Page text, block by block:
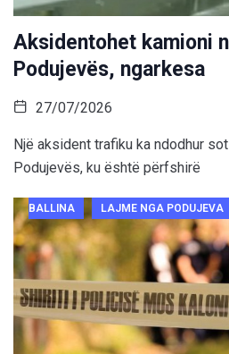
Aksidentohet kamioni
Podujevës, ngarkesa
27/07/2026
Një aksident trafiku ka ndodhur
Podujevës, ku është përfshirë
BALLINA LAJME NGA PODUJEVA